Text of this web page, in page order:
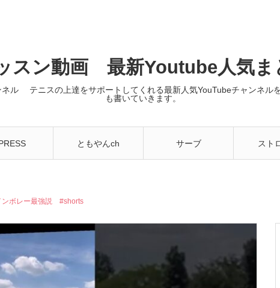
スン動画 最新Youtube人気ま
ネル テニスの上達をサポートしてくれる最新人気YouTubeチャンネ
も書いていきます。
ともやんch サーブ スト
ンボレー最強説 #shorts